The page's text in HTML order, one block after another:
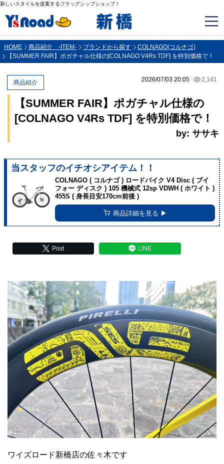
新しいスタイルを提案するフラッグシップショップ！
HOME 商品紹介 -ITEM- ブランドから探す
COLNAGO(コルナゴ)
【SUMMER FAIR】ポガチャル仕様の[COLNAGO V4Rs TDF] を特別価格で！
2026/07/03 20:05 2,141
商品紹介
【SUMMER FAIR】ポガチャル仕様の
[COLNAGO V4Rs TDF] を特別価格で！
by: ササキ
当スタッフのイチオシアイテム！！
COLNAGO ( コルナゴ ) ロードバイク V4 Disc ( ブイ
フォー ディスク ) 105 機械式 12sp VDWH ( ホワイト )
455S ( 身長目安170cm前後 )
商品詳細を見る ▶︎
Post LINE
ワイズロード新橋店の佐々木です